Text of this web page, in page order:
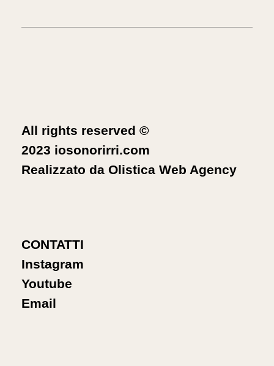
All rights reserved ©
2023 iosonorirri.com
Realizzato da Olistica Web Agency
CONTATTI
Instagram
Youtube
Email